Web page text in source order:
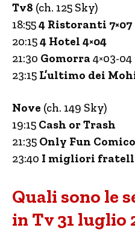
Tv8 (ch. 125 Sky)
18:554 Ristoranti 7×07
20:154 Hotel 4×04
21:30 Gomorra 4×03-04
23:15 L’ultimo dei
Nove (ch. 149 Sky)
19:15 Cash or Trash
21:35 Only Fun
23:40 I migliori
Quali sono le
in Tv 31 luglio